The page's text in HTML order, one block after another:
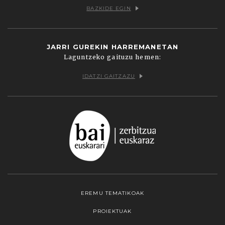
BAZKIDE EGIN
JARRI GUREKIN HARREMANETAN
Laguntzeko gaituzu hemen:
IDATZI GAITZAZU
EREMU TEMATIKOAK
PROIEKTUAK